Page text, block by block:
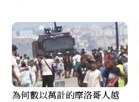
為何數以萬計的摩洛哥人越